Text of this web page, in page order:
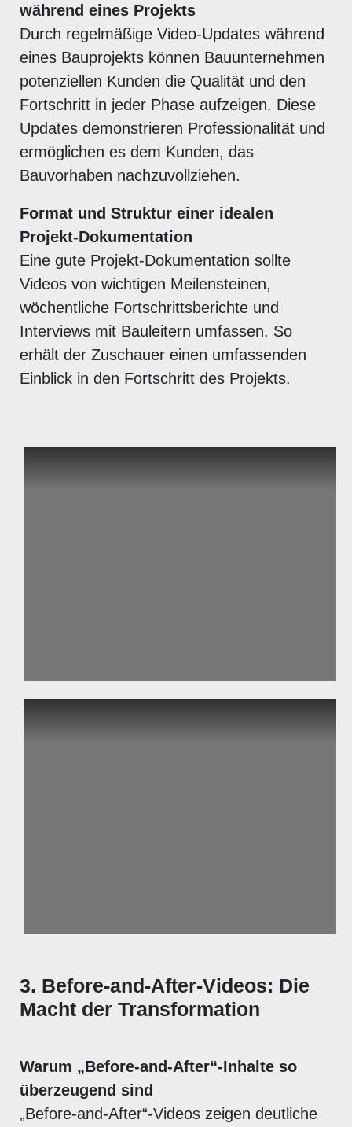
während eines Projekts
Durch regelmäßige Video-Updates während
eines Bauprojekts können Bauunternehmen
potenziellen Kunden die Qualität und den
Fortschritt in jeder Phase aufzeigen. Diese
Updates demonstrieren Professionalität und
ermöglichen es dem Kunden, das
Bauvorhaben nachzuvollziehen.
Format und Struktur einer idealen
Projekt-Dokumentation
Eine gute Projekt-Dokumentation sollte
Videos von wichtigen Meilensteinen,
wöchentliche Fortschrittsberichte und
Interviews mit Bauleitern umfassen. So
erhält der Zuschauer einen umfassenden
Einblick in den Fortschritt des Projekts.
3. Before-and-After-Videos: Die
Macht der Transformation
Warum „Before-and-After“-Inhalte so
überzeugend sind
„Before-and-After“-Videos zeigen deutliche